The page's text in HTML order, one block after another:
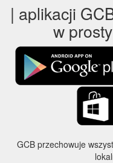
| aplikacji
w
GCB przechowuje